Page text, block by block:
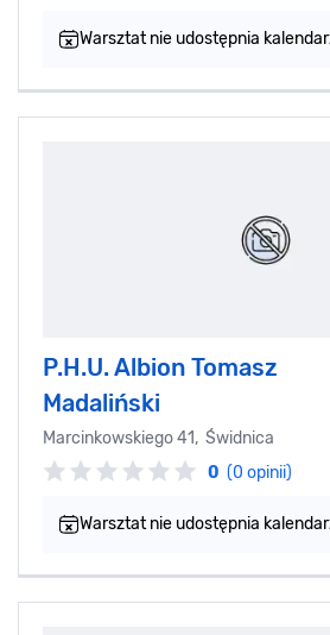
Warsztat nie udostępnia
P.H.U. Albion Tomasz
Madaliński
Marcinkowskiego 41, Świdnica
0 (0 opinii)
Warsztat nie udostępnia